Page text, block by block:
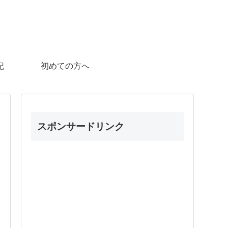
初めての方へ
スポンサードリンク